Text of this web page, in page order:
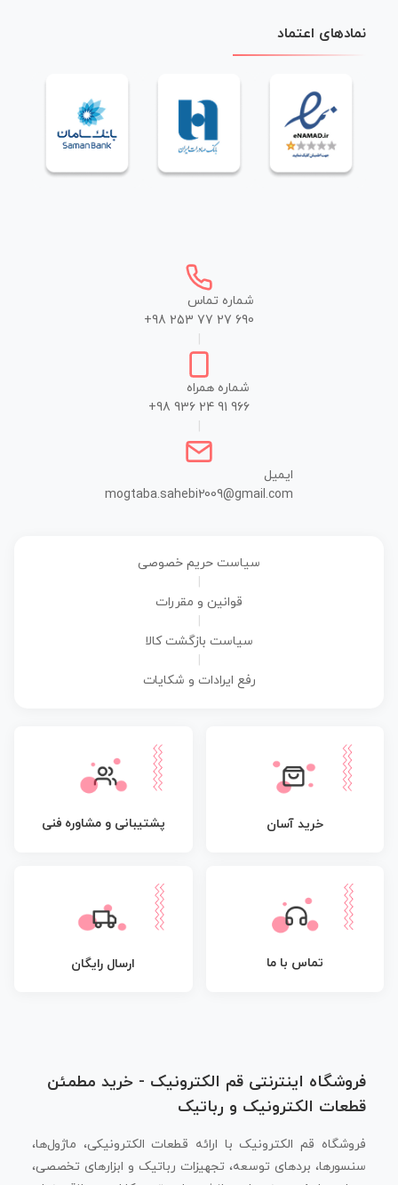
نمادهای اعتماد
شماره تماس
+98 253 77 27 690
شماره همراه
+98 936 24 91 966
ایمیل
mogtaba.sahebi2009@gmail.com
سیاست حریم خصوصی
قوانین و مقررات
سیاست بازگشت کالا
رفع ایرادات و شکایات
خرید آسان پشتیبانی و مشاوره فنی
تماس با ما ارسال رایگان
فروشگاه اینترنتی قم الکترونیک - خرید مطمئن
قطعات الکترونیک و رباتیک
فروشگاه قم الکترونیک با ارائه قطعات الکترونیکی، ماژول‌ها،
سنسورها، بردهای توسعه، تجهیزات رباتیک و ابزارهای تخصصی،